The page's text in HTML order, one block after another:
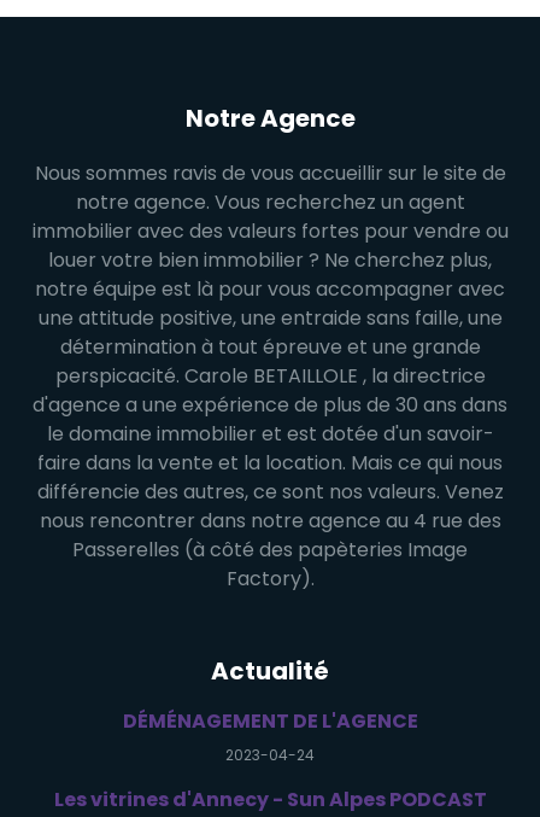
Notre Agence
Nous sommes ravis de vous accueillir sur le site de
notre agence. Vous recherchez un agent
immobilier avec des valeurs fortes pour vendre ou
louer votre bien immobilier ? Ne cherchez plus,
notre équipe est là pour vous accompagner avec
une attitude positive, une entraide sans faille, une
détermination à tout épreuve et une grande
perspicacité. Carole BETAILLOLE , la directrice
d'agence a une expérience de plus de 30 ans dans
le domaine immobilier et est dotée d'un savoir-
faire dans la vente et la location. Mais ce qui nous
différencie des autres, ce sont nos valeurs. Venez
nous rencontrer dans notre agence au 4 rue des
Passerelles (à côté des papèteries Image
Factory).
Actualité
DÉMÉNAGEMENT DE L'AGENCE
2023-04-24
Les vitrines d'Annecy - Sun Alpes PODCAST